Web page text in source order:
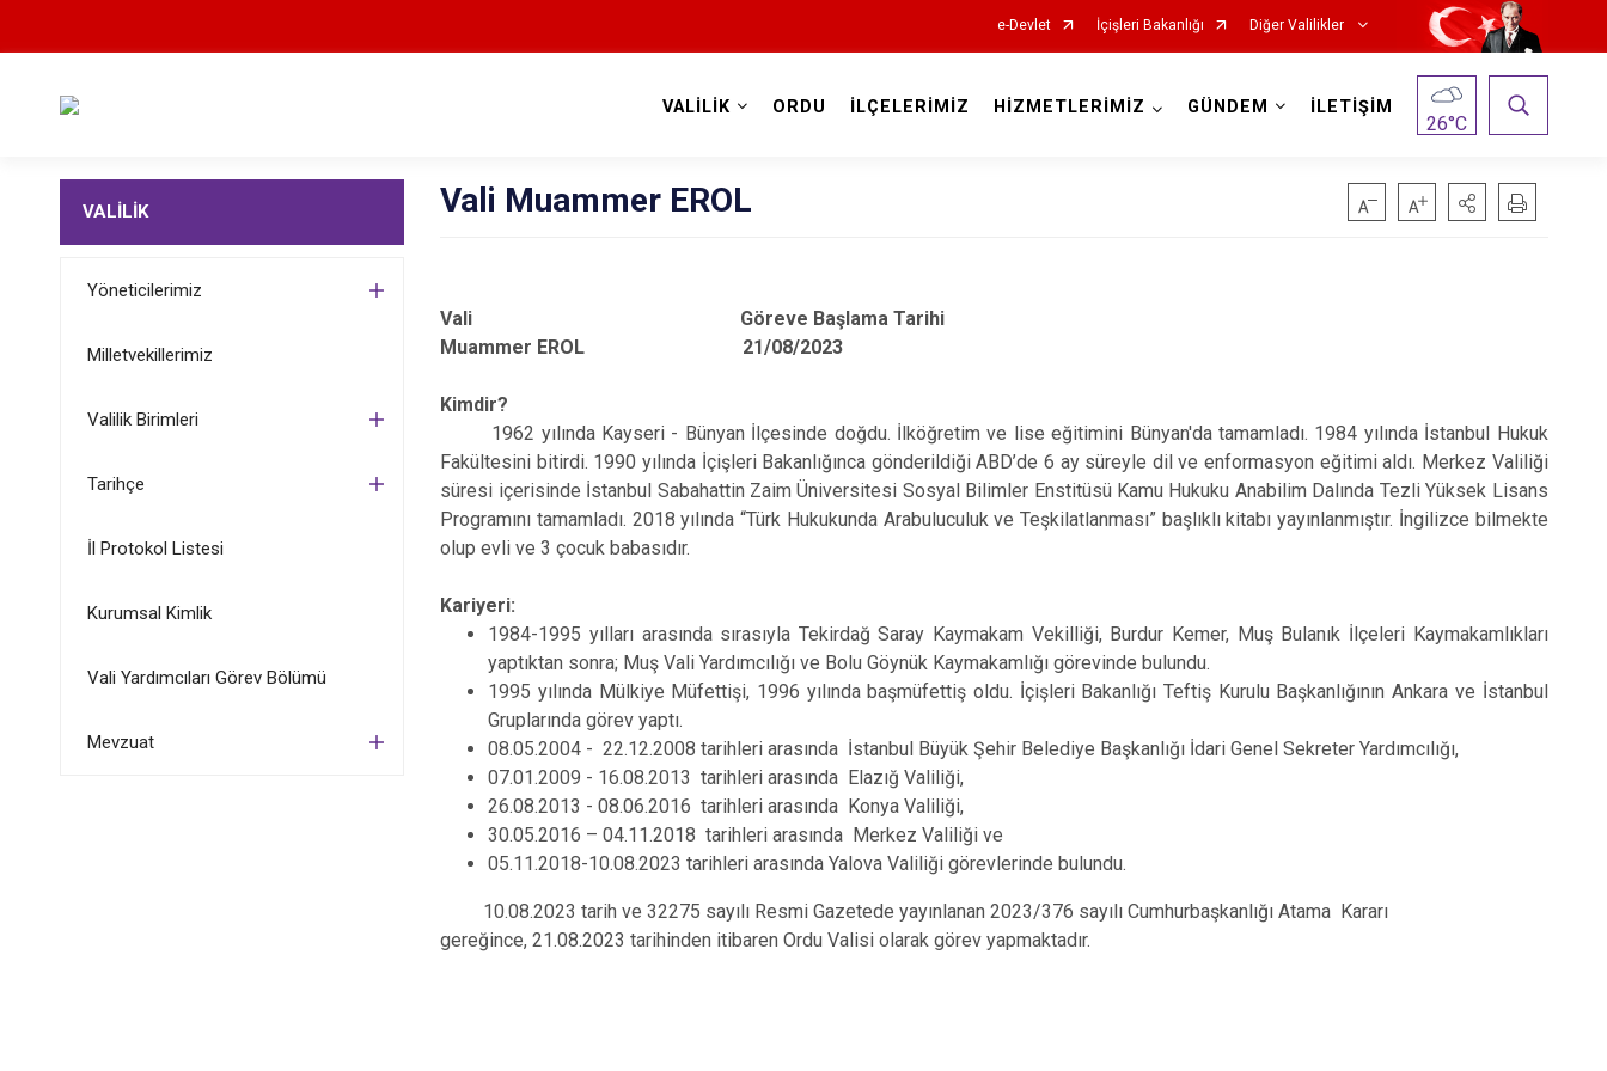
e-Devlet İçişleri Bakanlığı Diğer Valilikler
VALİLİK ORDU İLÇELERİMİZ HİZMETLERİMİZ GÜNDEM İLETİŞİM
26°C
VALİLİK
Yöneticilerimiz
Milletvekillerimiz
Valilik Birimleri
Tarihçe
İl Protokol Listesi
Kurumsal Kimlik
Vali Yardımcıları Görev Bölümü
Mevzuat
Vali Muammer EROL
Vali Göreve Başlama Tarihi
Muammer EROL 21/08/2023
Kimdir?
1962 yılında Kayseri - Bünyan İlçesinde doğdu. İlköğretim ve lise eğitimini Bünyan'da tamamladı. 1984 yılında İstanbul Hukuk
Fakültesini bitirdi. 1990 yılında İçişleri Bakanlığınca gönderildiği ABD’de 6 ay süreyle dil ve enformasyon eğitimi aldı. Merkez Valiliği
süresi içerisinde İstanbul Sabahattin Zaim Üniversitesi Sosyal Bilimler Enstitüsü Kamu Hukuku Anabilim Dalında Tezli Yüksek Lisans
Programını tamamladı. 2018 yılında “Türk Hukukunda Arabuluculuk ve Teşkilatlanması” başlıklı kitabı yayınlanmıştır. İngilizce bilmekte
olup evli ve 3 çocuk babasıdır.
Kariyeri:
1984-1995 yılları arasında sırasıyla Tekirdağ Saray Kaymakam Vekilliği, Burdur Kemer, Muş Bulanık İlçeleri Kaymakamlıkları
yaptıktan sonra; Muş Vali Yardımcılığı ve Bolu Göynük Kaymakamlığı görevinde bulundu.
1995 yılında Mülkiye Müfettişi, 1996 yılında başmüfettiş oldu. İçişleri Bakanlığı Teftiş Kurulu Başkanlığının Ankara ve İstanbul
Gruplarında görev yaptı.
08.05.2004 - 22.12.2008 tarihleri arasında İstanbul Büyük Şehir Belediye Başkanlığı İdari Genel Sekreter Yardımcılığı,
07.01.2009 - 16.08.2013 tarihleri arasında Elazığ Valiliği,
26.08.2013 - 08.06.2016 tarihleri arasında Konya Valiliği,
30.05.2016 – 04.11.2018 tarihleri arasında Merkez Valiliği ve
05.11.2018-10.08.2023 tarihleri arasında Yalova Valiliği görevlerinde bulundu.
10.08.2023 tarih ve 32275 sayılı Resmi Gazetede yayınlanan 2023/376 sayılı Cumhurbaşkanlığı Atama Kararı
gereğince, 21.08.2023 tarihinden itibaren Ordu Valisi olarak görev yapmaktadır.